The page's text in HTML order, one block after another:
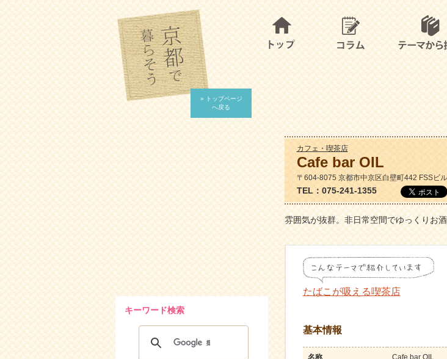
» トップページ
へ戻る
カフェ・喫茶店
Cafe bar OIL
〒604-8075 京都市中京区白壁町442 FSSビ
TEL：075-241-1355
雰囲気が抜群。非日常空間でゆっくりお
たばこが吸える喫茶店
基本情報
名称 Cafe bar OIL
キーワード検索